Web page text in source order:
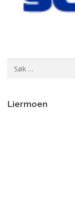
etter:
Liermoen